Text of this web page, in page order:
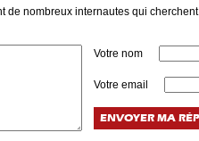
de nombreux internautes qui
Votre nom
Votre email